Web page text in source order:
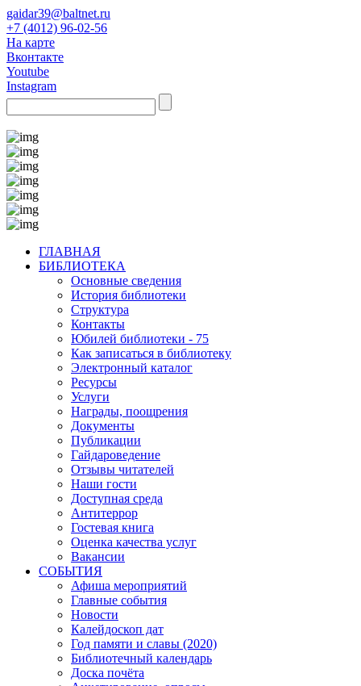
gaidar39@baltnet.ru
+7 (4012) 96-02-56
На карте
Вконтакте
Youtube
Instagram
ГЛАВНАЯ
БИБЛИОТЕКА
Основные сведения
История библиотеки
Структура
Контакты
Юбилей библиотеки - 75
Как записаться в библиотеку
Электронный каталог
Ресурсы
Услуги
Награды, поощрения
Документы
Публикации
Гайдароведение
Отзывы читателей
Наши гости
Доступная среда
Антитеррор
Гостевая книга
Оценка качества услуг
Вакансии
СОБЫТИЯ
Афиша мероприятий
Главные события
Новости
Калейдоскоп дат
Год памяти и славы (2020)
Библиотечный календарь
Доска почёта